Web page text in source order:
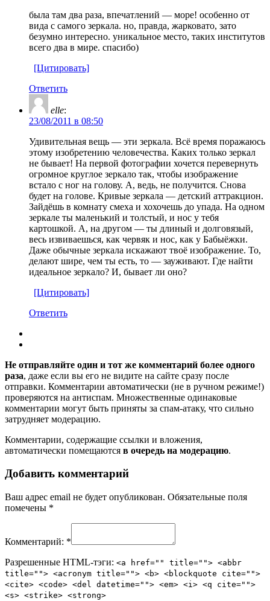
была там два раза, впечатлений — море! особенно от
вида с самого зеркала. но, правда, жарковато, зато
безумно интересно. уникальное место, таких институтов
всего два в мире. спасибо)
[Цитировать]
Ответить
elle:
23/08/2011 в 08:50
Удивительная вещь — эти зеркала. Всё время поражаюсь
этому изобретению человечества. Каких только зеркал
не бывает! На первой фотографии хочется перевернуть
огромное круглое зеркало так, чтобы изображение
встало с ног на голову. А, ведь, не получится. Снова
будет на голове. Кривые зеркала — детский аттракцион.
Зайдёшь в комнату смеха и хохочешь до упада. На одном
зеркале ты маленький и толстый, и нос у тебя
картошкой. А, на другом — ты длиный и долговязый,
весь извиваешься, как червяк и нос, как у Бабыёжки.
Даже обычные зеркала искажают твоё изображение. То,
делают шире, чем ты есть, то — зауживают. Где найти
идеальное зеркало? И, бывает ли оно?
[Цитировать]
Ответить
Не отправляйте один и тот же комментарий более одного
раза, даже если вы его не видите на сайте сразу после
отправки. Комментарии автоматически (не в ручном режиме!)
проверяются на антиспам. Множественные одинаковые
комментарии могут быть приняты за спам-атаку, что сильно
затрудняет модерацию.
Комментарии, содержащие ссылки и вложения,
автоматически помещаются в очередь на модерацию.
Добавить комментарий
Ваш адрес email не будет опубликован. Обязательные поля
помечены *
Комментарий: *
Разрешенные HTML-тэги: <a href="" title=""> <abbr
title=""> <acronym title=""> <b> <blockquote cite="">
<cite> <code> <del datetime=""> <em> <i> <q cite="">
<s> <strike> <strong>